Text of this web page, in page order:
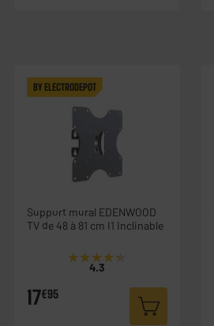
BY ELECTRODEPOT
Support mural EDENWOOD
TV de 48 à 81 cm I1 Inclinable
★★★★★
★★★★★
4.3
17€95